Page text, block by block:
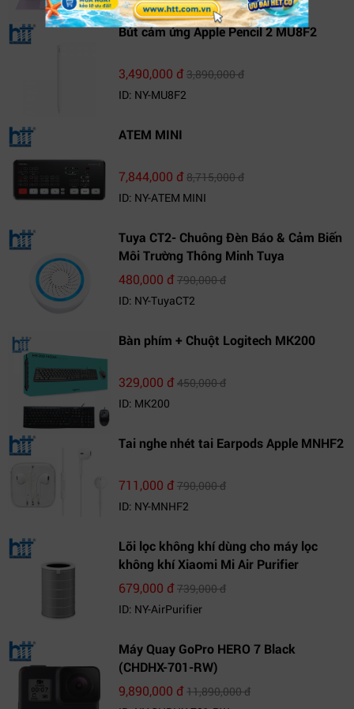
Bút cảm ứng Apple Pencil 2 MU8F2
3,490,000 đ3,890,000 đ
ID: NY-MU8F2
ATEM MINI
7,844,000 đ8,715,000 đ
ID: NY-ATEM MINI
Tuya CT2- Chuông Đèn Báo & Cảm Biến
Môi Trường Thông Minh Tuya
480,000 đ790,000 đ
ID: NY-TuyaCT2
Bàn phím + Chuột Logitech MK200
329,000 đ450,000 đ
ID: MK200
Tai nghe nhét tai Earpods Apple MNHF2
711,000 đ790,000 đ
ID: NY-MNHF2
Lõi lọc không khí dùng cho máy lọc
không khí Xiaomi Mi Air Purifier
679,000 đ739,000 đ
ID: NY-AirPurifier
Máy Quay GoPro HERO 7 Black
(CHDHX-701-RW)
9,890,000 đ11,890,000 đ